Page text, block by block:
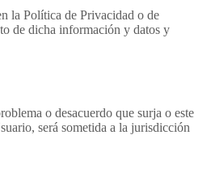
la Política de Privacidad o de
de dicha información y datos y
o desacuerdo que surja o este
será sometida a la jurisdicción